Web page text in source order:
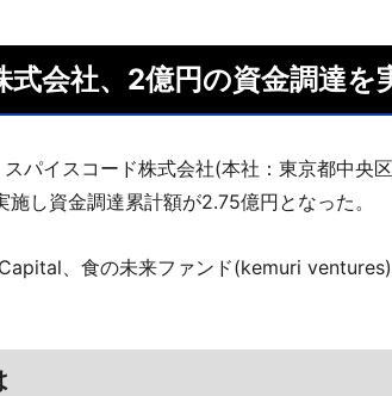
会社、2億円の資金調達を
パイスコード株式会社(本社：東京都中央
し資金調達累計額が2.75億円となった。
、食の未来ファンド(kemuri